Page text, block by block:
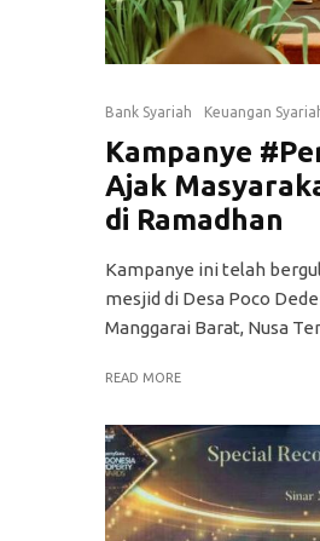
Bank Syariah Keuangan
Kampanye
Ajak
di Ramadhan
Kampanye ini telah
mesjid di Desa Poco
Manggarai Barat, Nusa
READ MORE